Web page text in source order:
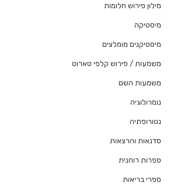
מילון פירוש חלומות
מיסטיקה
מיסטיקנים מומלצים
משמעות / פירוש קלפי טארוט
משמעות השם
נומרולוגיה
נטורופתיה
סדנאות והרצאות
ספרות רוחנית
ספרי בריאות